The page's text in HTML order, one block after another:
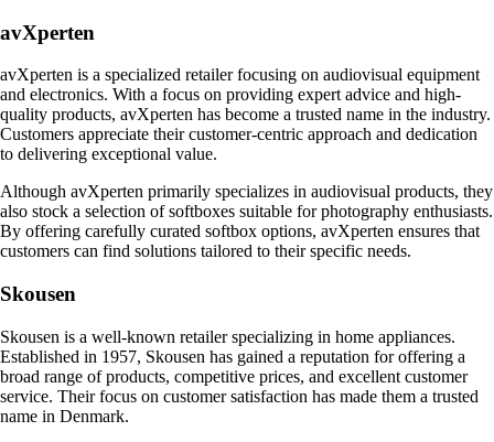
avXperten
avXperten is a specialized retailer focusing on audiovisual equipment
and electronics. With a focus on providing expert advice and high-
quality products, avXperten has become a trusted name in the industry.
Customers appreciate their customer-centric approach and dedication
to delivering exceptional value.
Although avXperten primarily specializes in audiovisual products, they
also stock a selection of softboxes suitable for photography enthusiasts.
By offering carefully curated softbox options, avXperten ensures that
customers can find solutions tailored to their specific needs.
Skousen
Skousen is a well-known retailer specializing in home appliances.
Established in 1957, Skousen has gained a reputation for offering a
broad range of products, competitive prices, and excellent customer
service. Their focus on customer satisfaction has made them a trusted
name in Denmark.